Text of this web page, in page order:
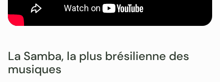
La Samba, la plus brésilienne des
musiques